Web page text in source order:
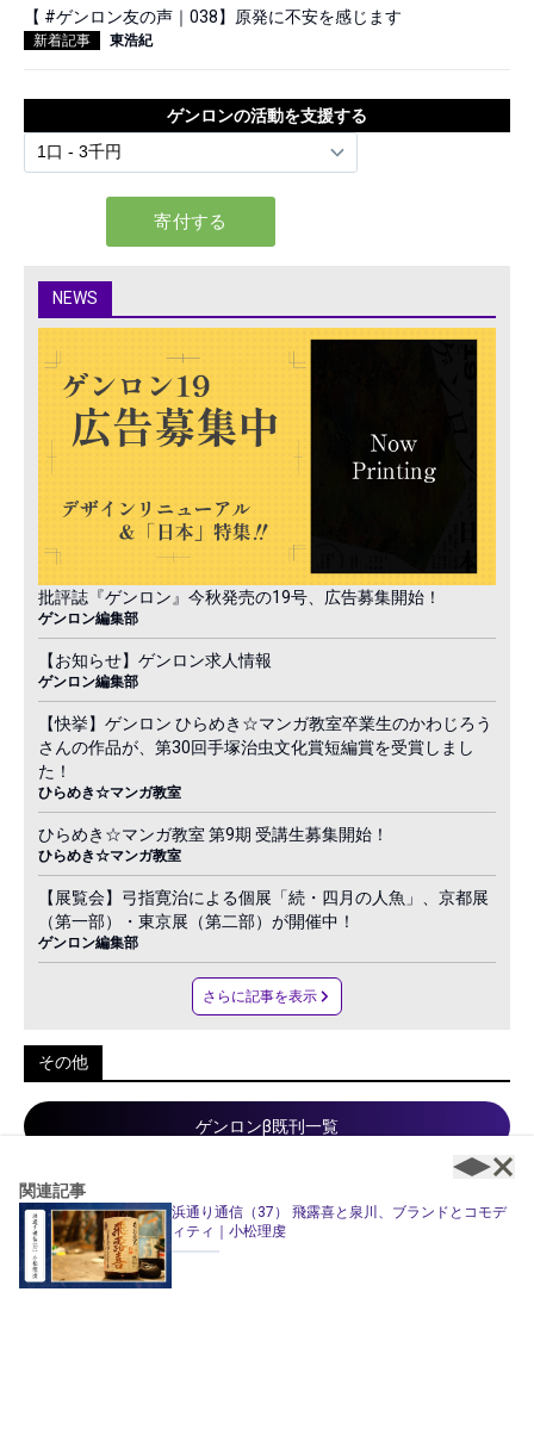
【 #ゲンロン友の声｜038】原発に不安を感じます
新着記事 東浩紀
ゲンロンの活動を支援する
NEWS
批評誌『ゲンロン』今秋発売の19号、広告募集開始！
ゲンロン編集部
【お知らせ】ゲンロン求人情報
ゲンロン編集部
【快挙】ゲンロン ひらめき☆マンガ教室卒業生のかわじろう
さんの作品が、第30回手塚治虫文化賞短編賞を受賞しまし
た！
ひらめき☆マンガ教室
ひらめき☆マンガ教室 第9期 受講生募集開始！
ひらめき☆マンガ教室
【展覧会】弓指寛治による個展「続・四月の人魚」、京都展
（第一部）・東京展（第二部）が開催中！
ゲンロン編集部
さらに記事を表示
その他
ゲンロンβ既刊一覧
webゲンロンを定期購読する
関連記事
浜通り通信（37） 飛露喜と泉川、ブランドとコモデ
ィティ｜小松理虔